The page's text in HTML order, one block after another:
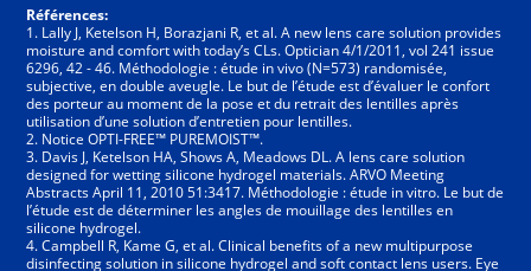
Références:
1. Lally J, Ketelson H, Borazjani R, et al. A new lens care solution provides
moisture and comfort with today’s CLs. Optician 4/1/2011, vol 241 issue
6296, 42 - 46. Méthodologie : étude in vivo (N=573) randomisée,
subjective, en double aveugle. Le but de l’étude est d’évaluer le confort
des porteur au moment de la pose et du retrait des lentilles après
utilisation d’une solution d’entretien pour lentilles.
2. Notice OPTI-FREE™ PUREMOIST™.
3. Davis J, Ketelson HA, Shows A, Meadows DL. A lens care solution
designed for wetting silicone hydrogel materials. ARVO Meeting
Abstracts April 11, 2010 51:3417. Méthodologie : étude in vitro. Le but de
l’étude est de déterminer les angles de mouillage des lentilles en
silicone hydrogel.
4. Campbell R, Kame G, et al. Clinical benefits of a new multipurpose
disinfecting solution in silicone hydrogel and soft contact lens users. Eye